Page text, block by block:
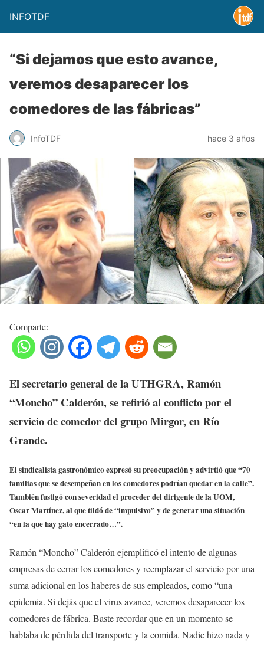
INFOTDF
“Si dejamos que esto avance,
veremos desaparecer los
comedores de las fábricas”
InfoTDF hace 3 años
Comparte:
El secretario general de la UTHGRA, Ramón
“Moncho” Calderón, se refirió al conflicto por el
servicio de comedor del grupo Mirgor, en Río
Grande.
El sindicalista gastronómico expresó su preocupación y advirtió que “70
familias que se desempeñan en los comedores podrían quedar en la calle”.
También fustigó con severidad el proceder del dirigente de la UOM,
Oscar Martínez, al que tildó de “impulsivo” y de generar una situación
“en la que hay gato encerrado…”.
Ramón “Moncho” Calderón ejemplificó el intento de algunas
empresas de cerrar los comedores y reemplazar el servicio por una
suma adicional en los haberes de sus empleados, como “una
epidemia. Si dejás que el virus avance, veremos desaparecer los
comedores de fábrica. Baste recordar que en un momento se
hablaba de pérdida del transporte y la comida. Nadie hizo nada y